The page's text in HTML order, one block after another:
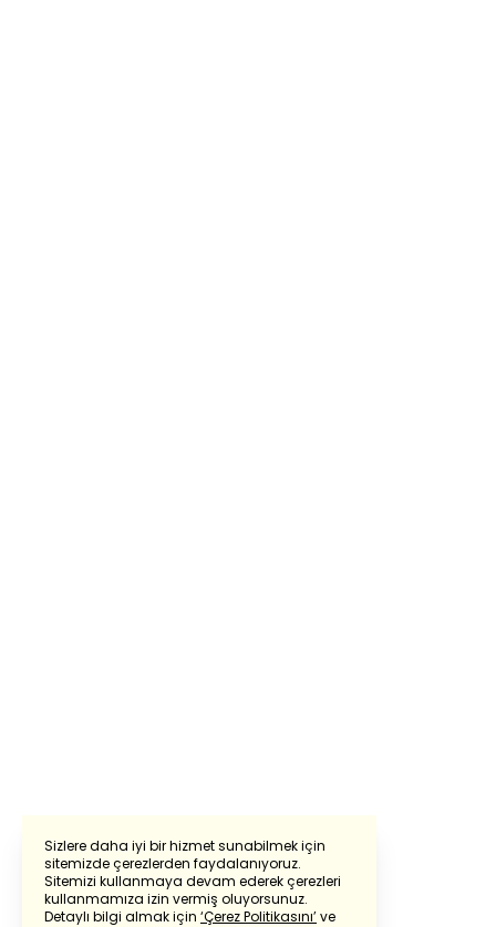
Sizlere daha iyi bir hizmet sunabilmek için
sitemizde çerezlerden faydalanıyoruz.
Sitemizi kullanmaya devam ederek çerezleri
kullanmamıza izin vermiş oluyorsunuz.
Detaylı bilgi almak için ‘Çerez Politikasını’ve
Powered by Translate